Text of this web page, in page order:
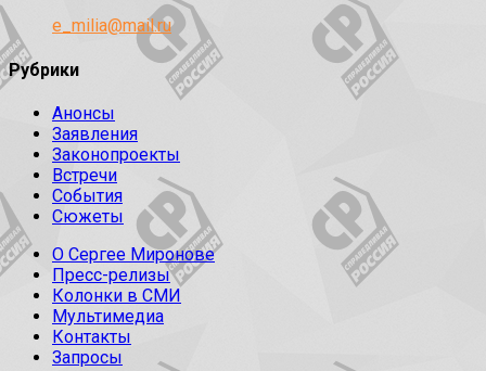
e_milia@mail.ru
Рубрики
Анонсы
Заявления
Законопроекты
Встречи
События
Сюжеты
О Сергее Миронове
Пресс-релизы
Колонки в СМИ
Мультимедиа
Контакты
Запросы